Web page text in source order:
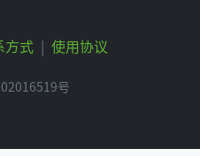
方式 | 使用协议
号